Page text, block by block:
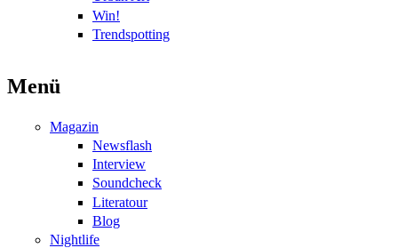
Win!
Trendspotting
Menü
Magazin
Newsflash
Interview
Soundcheck
Literatour
Blog
Nightlife